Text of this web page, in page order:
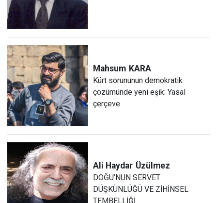
Mahsum KARA
Kürt sorununun demokratik
çözümünde yeni eşik: Yasal
çerçeve
Ali Haydar Üzülmez
DOĞU’NUN SERVET
DÜŞKÜNLÜĞÜ VE ZİHİNSEL
TEMBELLİĞİ